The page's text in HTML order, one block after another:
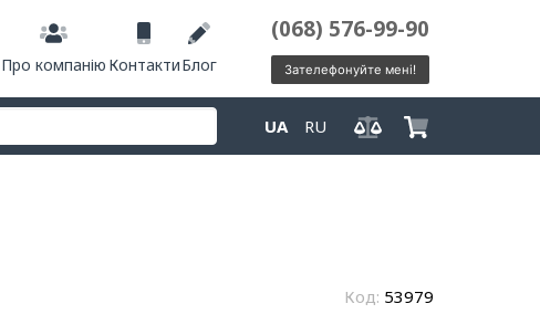
Про компанію КонтактиБлог
(068) 576-99-90
Зателефонуйте мені!
UA RU
Код: 53979